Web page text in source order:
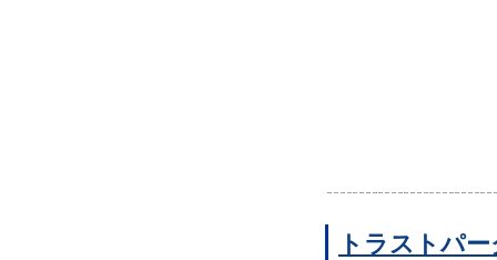
トラストパ